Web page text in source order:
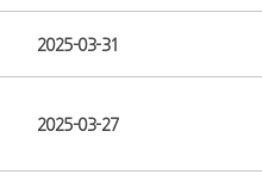
2025-03-31
2025-03-27